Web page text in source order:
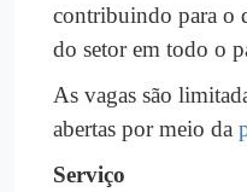
contribuindo para o
do setor em todo o
As vagas são
abertas por meio da
Serviço